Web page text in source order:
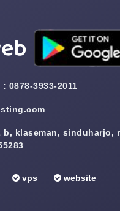
0878-3933-2011
b, klaseman, sinduharjo,
vps website